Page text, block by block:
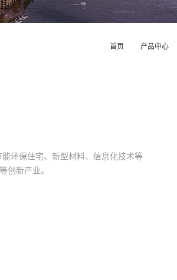
首页 产品中心
环保住宅、新型材料、信息化技术等
创新产业。